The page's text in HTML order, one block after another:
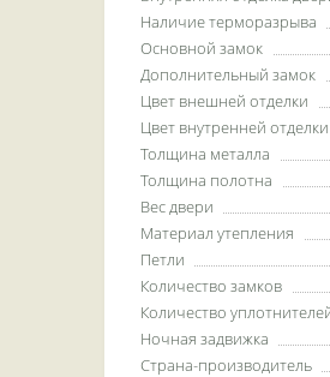
Наличие терморазрыва
Основной замок
Дополнительный замок
Цвет внешней отделки
Цвет внутренней отделки
Толщина металла
Толщина полотна
Вес двери
Материал утепления
Петли
Количество замков
Количество
Ночная задвижка
Страна-производитель